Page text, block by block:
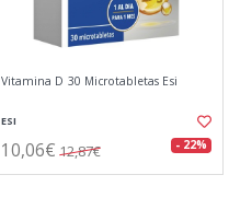
Vitamina D 30 Microtabletas Esi
ESI
10,06€ 12,87€ - 22%